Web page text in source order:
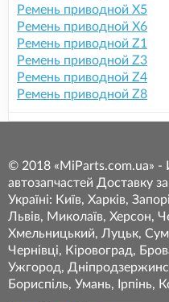
Ремень приводной X5
Ремень приводной X6
Ремень приводной Z1
Ремень приводной Z3
Ремень приводной Z4
Ремень приводной Z8
© 2018 «MiParts.com.ua» -
автозапчастей Доставку
Україні: Київ, Харків,
Львів, Миколаїв, Херсон,
Хмельницький, Луцьк,
Чернівці, Кіровоград,
Ужгород,
Бориспіль, Умань, Ірпінь,